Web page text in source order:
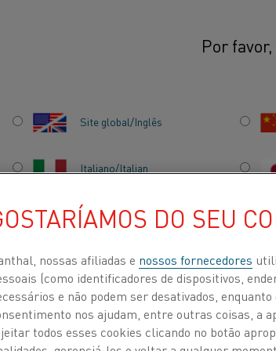
Por
Site global/Inglês
Italiano/Italian
Español/Spanish
ENCONTRE PRODUTOS POR
geral
DO SEU
nossas afiliadas e nossos fornecedores
(como identificadores de dispositivos,
e não podem ser desativados,
nos ajudam, entre outras coisas, a
todos esses cookies clicando no botão